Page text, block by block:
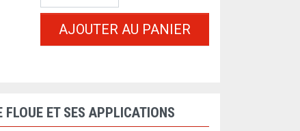
AJOUTER AU PANIER
ET SES APPLICATIONS